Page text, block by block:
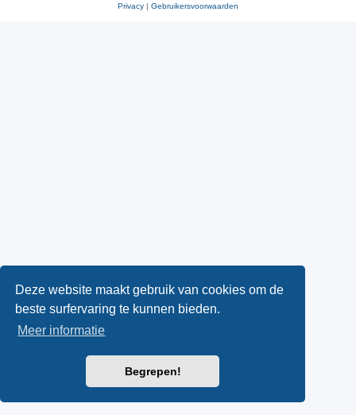
Deze website maakt gebruik van cookies om de
beste surfervaring te kunnen bieden.
Meer informatie
Begrepen!
Privacy | Gebruikersvoorwaarden